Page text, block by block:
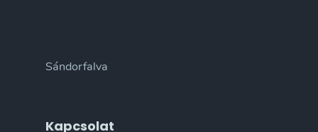
Sándorfalva
Kapcsolat